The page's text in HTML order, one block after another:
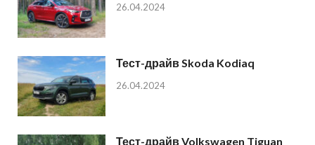
26.04.2024
Тест-драйв Skoda Kodiaq
26.04.2024
Тест-драйв Volkswagen Tiguan